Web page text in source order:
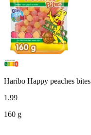
Haribo Happy peaches bites
1 .99
160 g